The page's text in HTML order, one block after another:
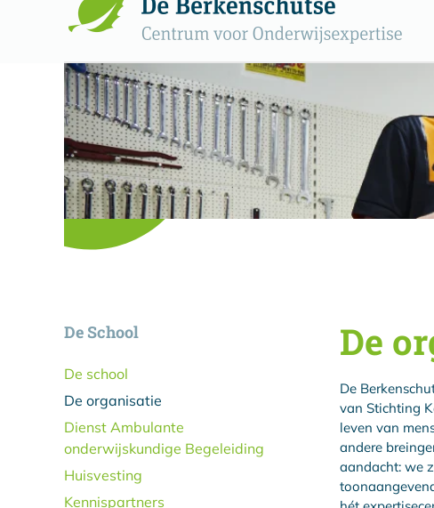
De School
De school
De organisatie
Dienst Ambulante
onderwijskundige Begeleiding
Huisvesting
Kennispartners
De
De
van Stichting
leven van
andere
aandacht: we